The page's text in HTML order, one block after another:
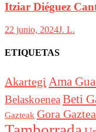
Itziar Diéguez
22 junio, 2024J. L.
ETIQUETAS
Akartegi Ama
BelaskoeneaBeti
Gazteak Gora